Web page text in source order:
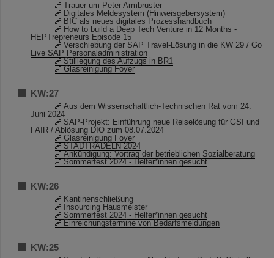
Trauer um Peter Armbruster
Digitales Meldesystem (Hinweisgebersystem)
BIC als neues digitales Prozesshandbuch
How to build a Deep Tech Venture in 12 Months -
HEPTrepreneurs Episode 15
Verschiebung der SAP Travel-Lösung in die KW 29 / Go
Live SAP Personaladministration
Stilllegung des Aufzugs in BR1
Glasreinigung Foyer
KW:27
Aus dem Wissenschaftlich-Technischen Rat vom 24.
Juni 2024
SAP-Projekt: Einführung neue Reiselösung für GSI und
FAIR / Ablösung DIO zum 08.07.2024
Glasreinigung Foyer
STADTRADELN 2024
Ankündigung: Vortrag der betrieblichen Sozialberatung
Sommerfest 2024 - Helfer*innen gesucht
KW:26
Kantinenschließung
Insourcing Hausmeister
Sommerfest 2024 - Helfer*innen gesucht
Einreichungstermine von Bedarfsmeldungen
KW:25